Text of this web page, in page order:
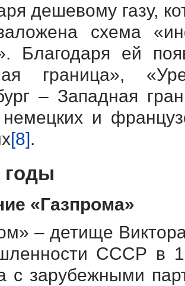
дешевому газу,
схема
Благодаря ей
граница»,
– Западная
немецких и
[8].
годы
«Газпрома»
– детище
СССР в
с зарубежными